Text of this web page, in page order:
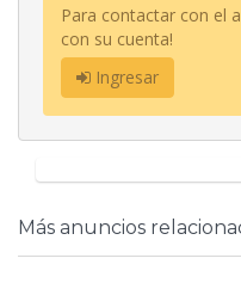
Para contactar con el
con su cuenta!
Ingresar
Más anuncios